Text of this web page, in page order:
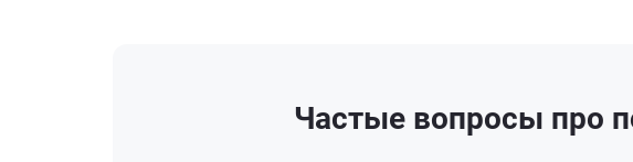
Частые вопросы про